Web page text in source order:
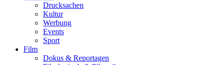
Drucksachen
Kultur
Werbung
Events
Sport
Film
Dokus & Reportagen